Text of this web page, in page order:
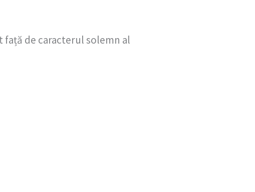
față de caracterul solemn al